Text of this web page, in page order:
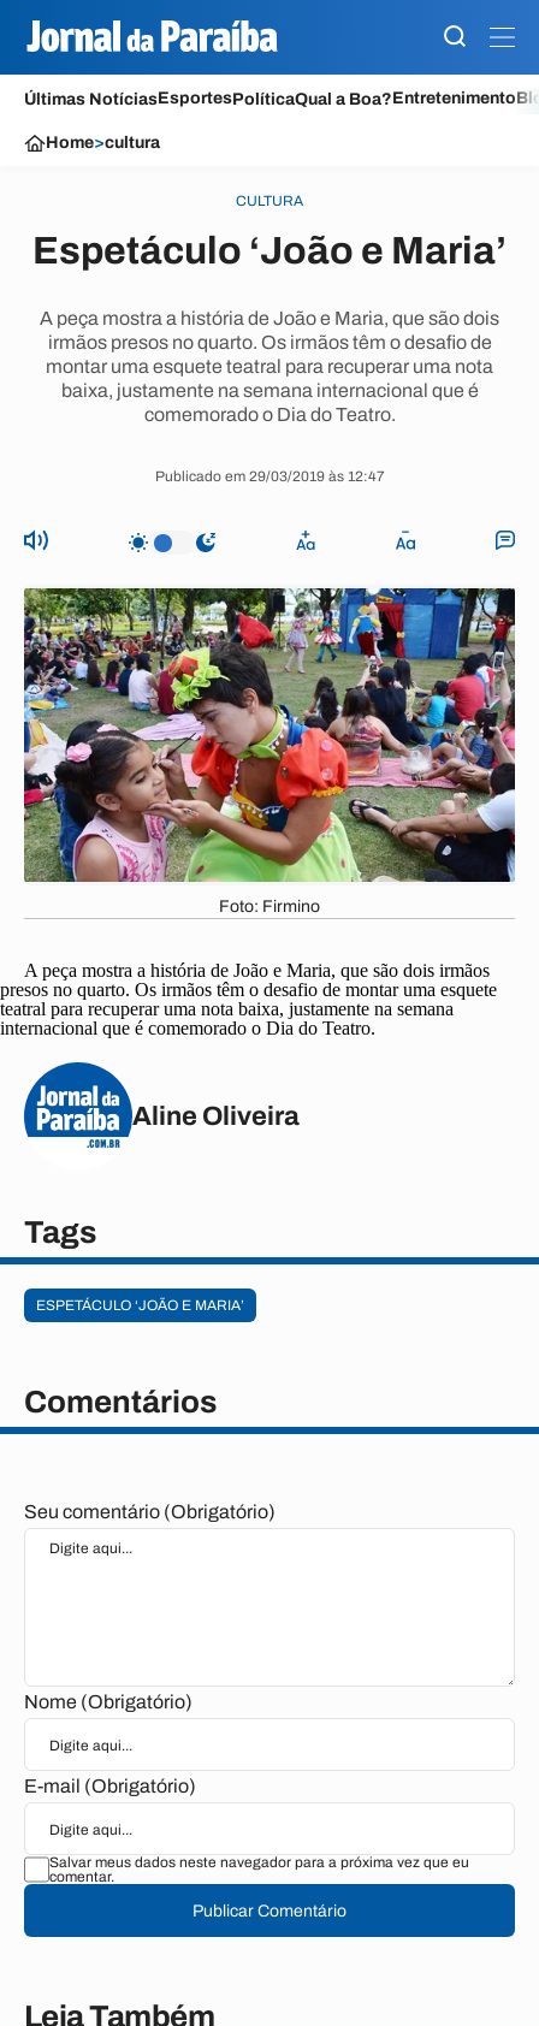
Últimas NotíciasEsportesPolíticaQual a Boa?Entretenimento
Home>cultura
CULTURA
Espetáculo ‘João e Maria’
A peça mostra a história de João e Maria, que são dois
irmãos presos no quarto. Os irmãos têm o desafio de
montar uma esquete teatral para recuperar uma nota
baixa, justamente na semana internacional que é
comemorado o Dia do Teatro.
Publicado em 29/03/2019 às 12:47
Foto: Firmino
A peça mostra a história de João e Maria, que são dois irmãos
presos no quarto. Os irmãos têm o desafio de montar uma esquete
teatral para recuperar uma nota baixa, justamente na semana
internacional que é comemorado o Dia do Teatro.
Aline Oliveira
Tags
ESPETÁCULO ‘JOÃO E MARIA’
Comentários
Seu comentário (Obrigatório)
Nome (Obrigatório)
E-mail (Obrigatório)
Salvar meus dados neste navegador para a próxima vez que eu
comentar.
Publicar Comentário
Leia Também